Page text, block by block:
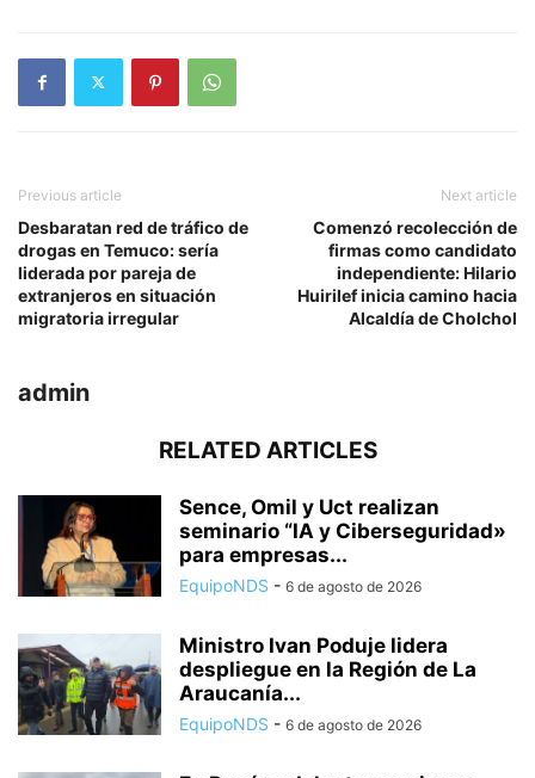
Previous article
Desbaratan red de tráfico de
drogas en Temuco: sería
liderada por pareja de
extranjeros en situación
migratoria irregular
Next article
Comenzó recolección de
firmas como candidato
independiente: Hilario
Huirilef inicia camino hacia
Alcaldía de Cholchol
admin
RELATED ARTICLES
Sence, Omil y Uct realizan
seminario “IA y Ciberseguridad»
para empresas...
EquipoNDS - 6 de agosto de 2026
Ministro Ivan Poduje lidera
despliegue en la Región de La
Araucanía...
EquipoNDS - 6 de agosto de 2026